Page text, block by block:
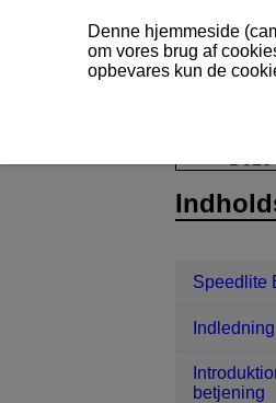
Speedlite
Indledning
betjening
Denne hjemmeside
om vores brug af
opbevares kun de